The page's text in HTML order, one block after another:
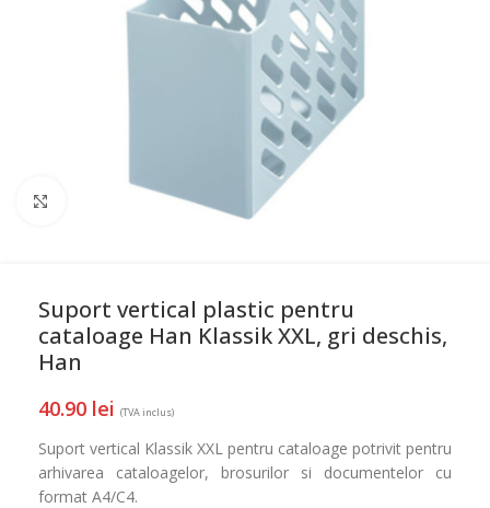
Suport vertical plastic pentru
cataloage Han Klassik XXL, gri deschis,
Han
40.90 lei (TVA inclus)
Suport vertical Klassik XXL pentru cataloage potrivit pentru
arhivarea cataloagelor, brosurilor si documentelor cu
format A4/C4.